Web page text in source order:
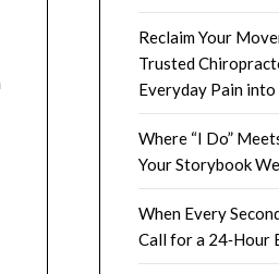
Reclaim Your
Trusted
Everyday Pain
Where “I Do”
Your Storybook
When Every
Call for a 24‑Hour